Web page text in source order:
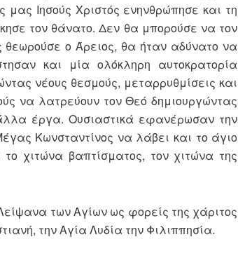
μας Ιησούς Χριστός ενηνθρώπησε και τη
τον θάνατο. Δεν θα μπορούσε να τον
ο Άρειος, θα ήταν αδύνατο να
και μία ολόκληρη αυτοκρατορία
νέους θεσμούς, μεταρρυθμίσεις και
να λατρεύουν τον Θεό δημιουργώντας
έργα. Ουσιαστικά εφανέρωσαν την
Κωνσταντίνος να λάβει και το άγιο
χιτώνα βαπτίσματος, τον χιτώνα της
των Αγίων ως φορείς της χάριτος
την Αγία Λυδία την Φιλιππησία.